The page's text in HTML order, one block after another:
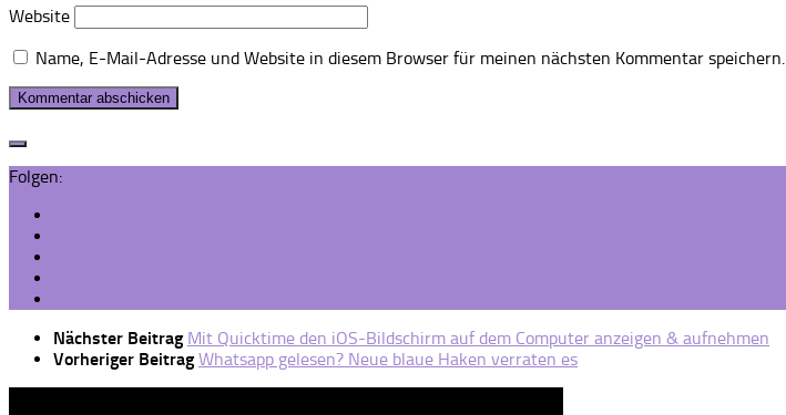
Website
Name, E-Mail-Adresse und Website in diesem Browser für meinen nächsten Kommentar speichern.
Folgen:
Nächster Beitrag Mit Quicktime den iOS-Bildschirm auf dem Computer anzeigen & aufnehmen
Vorheriger Beitrag Whatsapp gelesen? Neue blaue Haken verraten es